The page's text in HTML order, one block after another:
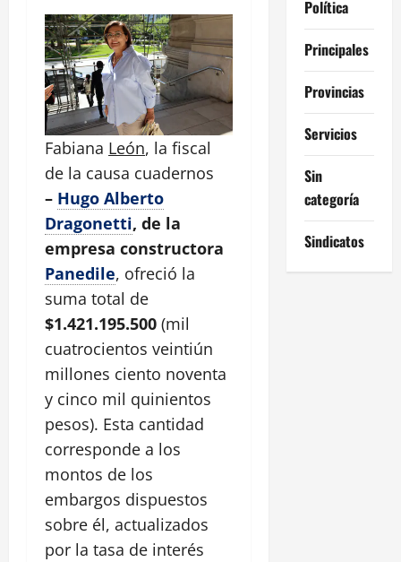
Fabiana León, la fiscal
de la causa cuadernos
– Hugo Alberto
Dragonetti, de la
empresa constructora
Panedile, ofreció la
suma total de
$1.421.195.500 (mil
cuatrocientos veintiún
millones ciento noventa
y cinco mil quinientos
pesos). Esta cantidad
corresponde a los
montos de los
embargos dispuestos
sobre él, actualizados
por la tasa de interés
Política
Principales
Provincias
Servicios
Sin
categoría
Sindicatos